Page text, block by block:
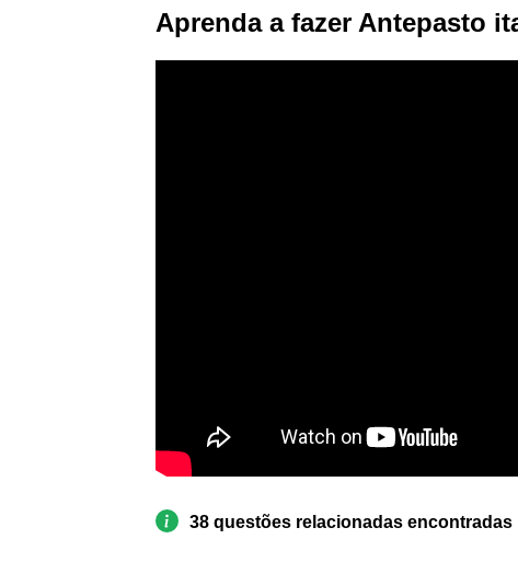
Aprenda a fazer Antepasto
38 questões relacionadas encontradas